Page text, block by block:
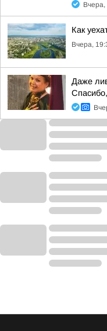
Вчера,
Как
Вчера,
Даже